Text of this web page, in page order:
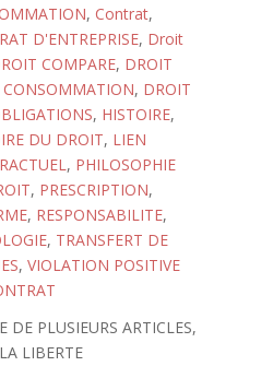
, Contrat,
D'ENTREPRISE, Droit
COMPARE, DROIT
CONSOMMATION, DROIT
, HISTOIRE,
DU DROIT, LIEN
, PHILOSOPHIE
, PRESCRIPTION,
, RESPONSABILITE,
, TRANSFERT DE
, VIOLATION POSITIVE
DE PLUSIEURS ARTICLES,
LIBERTE